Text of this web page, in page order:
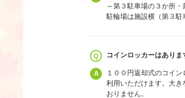
～第３駐車場の３か所・
駐輪場は施設横（第３駐
コインロッカーはあり
１００円返却式のコイ
利用いただけます。大
おりません。